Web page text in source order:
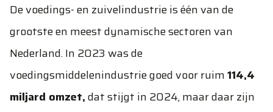
De voedings- en zuivelindustrie is één van de
grootste en meest dynamische sectoren van
Nederland. In 2023 was de
voedingsmiddelenindustrie goed voor ruim114,4
miljard omzet,dat stijgt in 2024, maar daar zijn